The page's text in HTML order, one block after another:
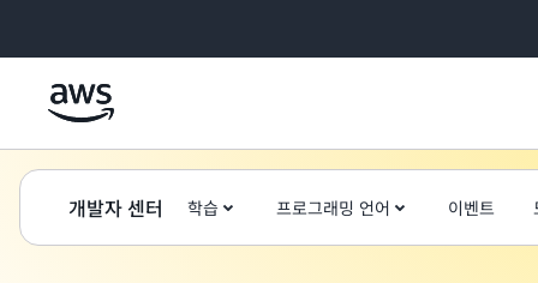
개발자 센터 학습 프로그래밍 언어 이벤트